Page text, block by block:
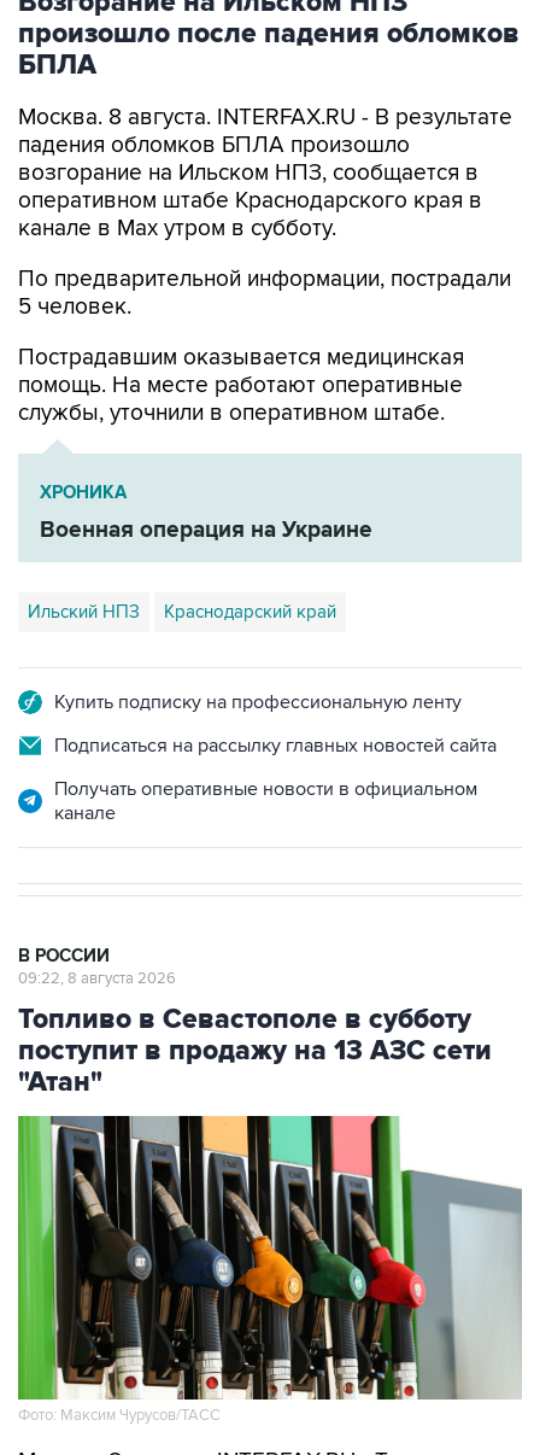
произошло после падения обломков
БПЛА
Москва. 8 августа. INTERFAX.RU - В результате
падения обломков БПЛА произошло
возгорание на Ильском НПЗ, сообщается в
оперативном штабе Краснодарского края в
канале в Max утром в субботу.
По предварительной информации, пострадали
5 человек.
Пострадавшим оказывается медицинская
помощь. На месте работают оперативные
службы, уточнили в оперативном штабе.
ХРОНИКА
Военная операция на Украине
Ильский НПЗ Краснодарский край
Купить подписку на профессиональную ленту
Подписаться на рассылку главных новостей сайта
Получать оперативные новости в официальном
канале
В РОССИИ
09:22, 8 августа 2026
Топливо в Севастополе в субботу
поступит в продажу на 13 АЗС сети
"Атан"
Фото: Максим Чурусов/ТАСС